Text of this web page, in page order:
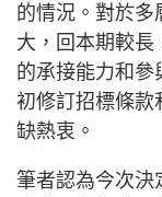
的情況。對於多
大，回本期較長
的承接能力和參
初修訂招標條款
缺熱衷。
筆者認為今次決